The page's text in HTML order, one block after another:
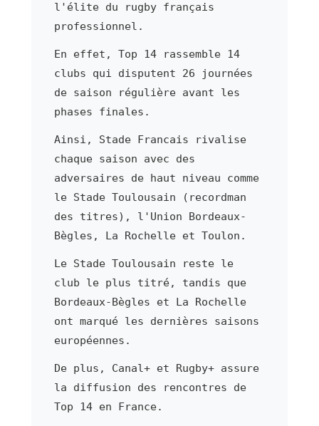
l'élite du rugby français
professionnel.
En effet, Top 14 rassemble 14
clubs qui disputent 26 journées
de saison régulière avant les
phases finales.
Ainsi, Stade Francais rivalise
chaque saison avec des
adversaires de haut niveau comme
le Stade Toulousain (recordman
des titres), l'Union Bordeaux-
Bègles, La Rochelle et Toulon.
Le Stade Toulousain reste le
club le plus titré, tandis que
Bordeaux-Bègles et La Rochelle
ont marqué les dernières saisons
européennes.
De plus, Canal+ et Rugby+ assure
la diffusion des rencontres de
Top 14 en France.